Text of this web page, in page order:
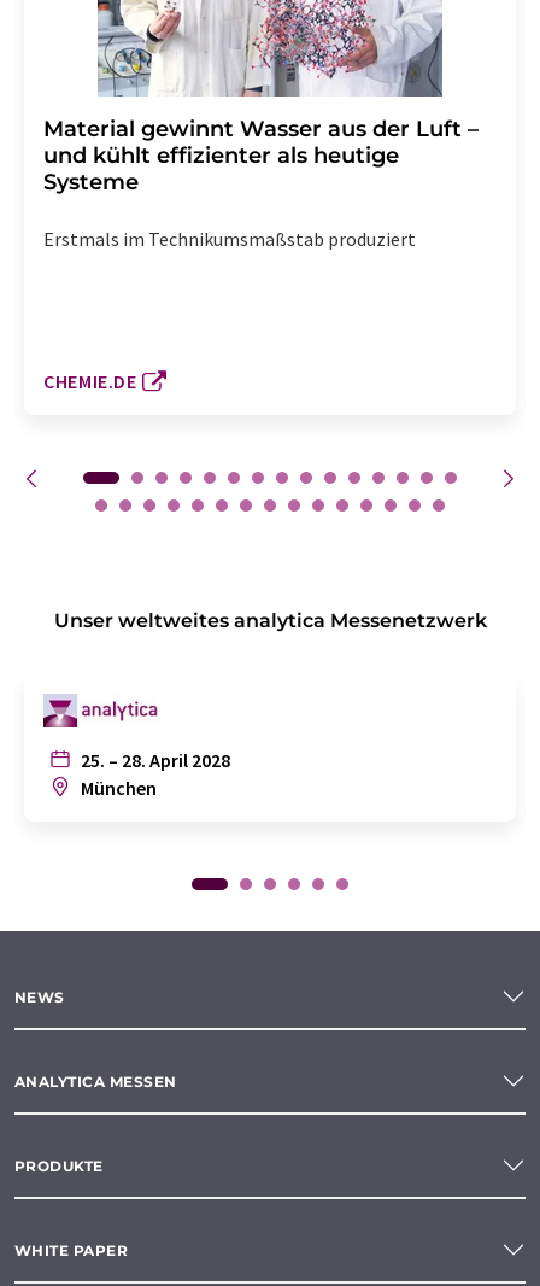
Material gewinnt Wasser aus der Luft –
und kühlt effizienter als heutige
Systeme
Erstmals im Technikumsmaßstab produziert
CHEMIE.DE
Unser weltweites analytica Messenetzwerk
25. – 28. April 2028
München
NEWS
ANALYTICA MESSEN
PRODUKTE
WHITE PAPER